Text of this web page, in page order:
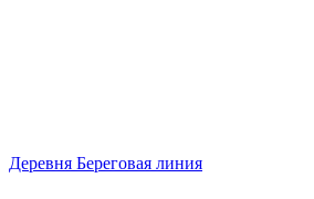
Деревня Береговая линия